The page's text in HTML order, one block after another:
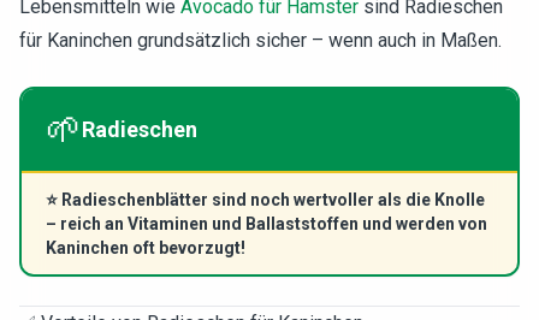
Lebensmitteln wie Avocado für Hamster sind Radieschen
für Kaninchen grundsätzlich sicher – wenn auch in Maßen.
🌱Radieschen
⭐ Radieschenblätter sind noch wertvoller als die Knolle
– reich an Vitaminen und Ballaststoffen und werden von
Kaninchen oft bevorzugt!